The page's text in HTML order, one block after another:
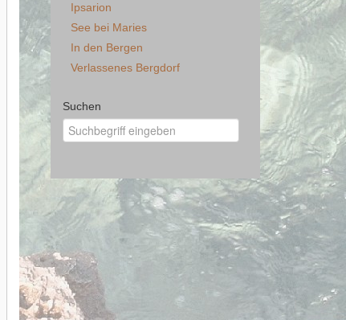
Ipsarion
See bei Maries
In den Bergen
Verlassenes Bergdorf
Suchen